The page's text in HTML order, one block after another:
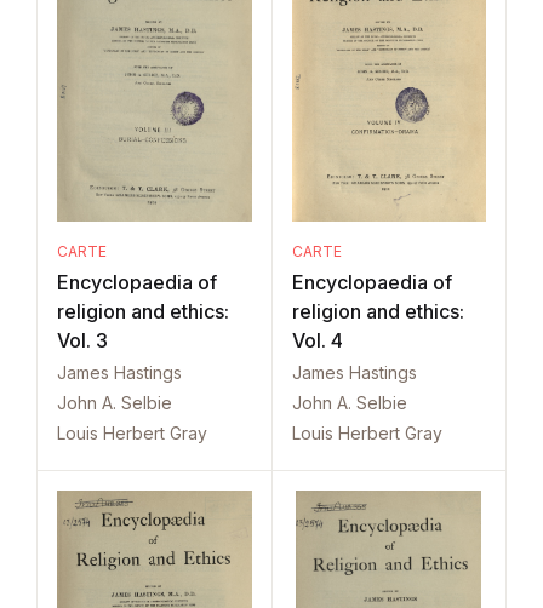
CARTE
Encyclopaedia of
religion and ethics:
Vol. 3
James Hastings
John A. Selbie
Louis Herbert Gray
CARTE
Encyclopaedia of
religion and ethics:
Vol. 4
James Hastings
John A. Selbie
Louis Herbert Gray